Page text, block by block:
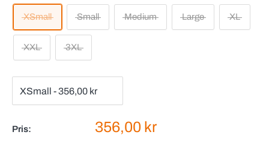
XSmall Small Medium Large XL
XXL 3XL
Pris: Salgspris
356,00 kr